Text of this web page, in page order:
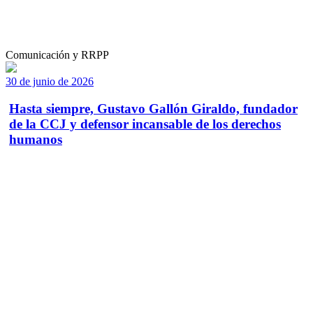
Comunicación y RRPP
30 de junio de 2026
Hasta siempre, Gustavo Gallón Giraldo, fundador
de la CCJ y defensor incansable de los derechos
humanos